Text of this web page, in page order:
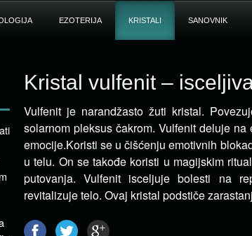
EZOTERIJA KRISTALI SANOVNIK
Kristal vulfenit –
Vulfenit je narandžasto žuti kristal.
solarnom pleksus čakrom. Vulfenit deluje
emocije.Koristi se u čišćenju emotivnih
u telu. On se takođe koristi u magijskim
putovanja. Vulfenit isceljuje bolesti na
revitalizuje telo. Ovaj kristal podstiče